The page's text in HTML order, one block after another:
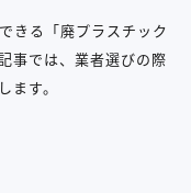
きる「廃プラスチック
事では、業者選びの際
す。